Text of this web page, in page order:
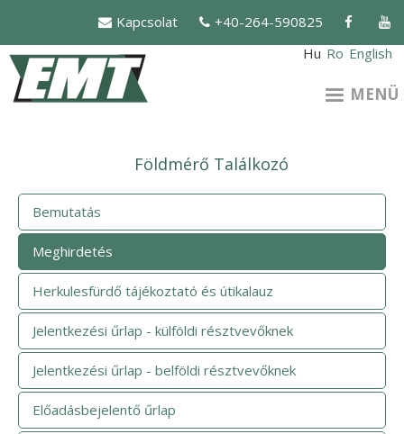
tartalomra
Kapcsolat
+40-264-590825
Hu Ro English
MENÜ
Földmérő Találkozó
Bemutatás
Meghirdetés
Herkulesfürdő tájékoztató és útikalauz
Jelentkezési űrlap - külföldi résztvevőknek
Jelentkezési űrlap - belföldi résztvevőknek
Előadásbejelentő űrlap